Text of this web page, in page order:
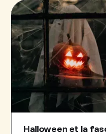
Halloween et la